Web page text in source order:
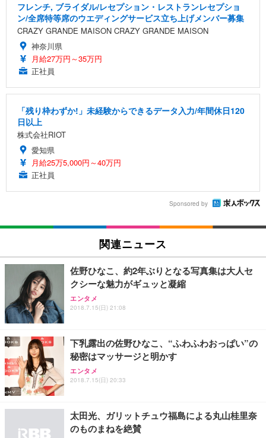
フレンチ, ブライダル/レセプション・レストランレセプショ
ン/全席特等席のウエディングサービス立ち上げメンバー募集
CRAZY GRANDE MAISON CRAZY GRANDE MAISON
神奈川県
月給27万円～35万円
正社員
「残り枠わずか!」未経験からできるデータ入力/年間休日120
日以上
株式会社RIOT
愛知県
月給25万5,000円～40万円
正社員
Sponsored by
関連ニュース
佐野ひなこ、約2年ぶりとなる写真集は大人セ
クシーな魅力がギュッと凝縮
エンタメ
2018.7.15(日) 21:08
下乳露出の佐野ひなこ、“ふわふわおっぱい”の
秘密はマッサージと明かす
エンタメ
2018.7.15(日) 20:33
太田光、ガリットチュウ福島による丸山桂里奈
のものまねを絶賛